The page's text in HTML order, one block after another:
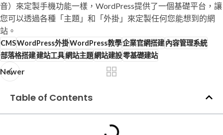
音）來定製手機功能一樣，WordPress提供了一個基礎平台，讓
您可以透過各種「主題」和「外掛」來定製任何您能想到的網
站。
CMSWordPress外掛WordPress教學企業官網搭建內容管理系統
部落格搭建建站工具網站主題網站建設零基礎建站
Newer
Table of Contents